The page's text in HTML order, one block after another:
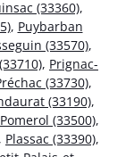
(33360),
, Puybarban
(33570),
, Prignac-
(33730),
(33190),
Pomerol (33500),
, Plassac (33390),